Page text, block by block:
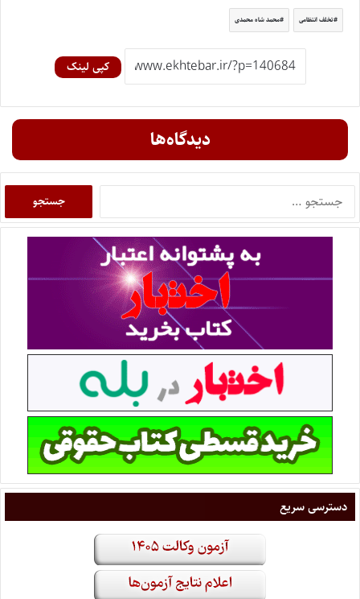
تخلف انتظامی محمد شاه محمدی
کپی لینک
دیدگاه‌ها
دسترسی سریع